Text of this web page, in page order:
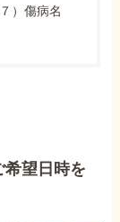
）傷病名
希望日時を